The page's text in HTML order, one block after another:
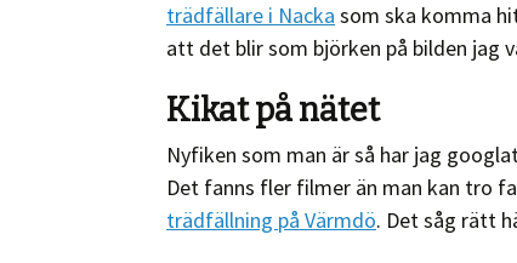
trädfällare i Nacka som ska komma
att det blir som björken på bilden jag
Kikat på nätet
Nyfiken som man är så har jag
Det fanns fler filmer än man kan tro
trädfällning på Värmdö. Det såg rätt